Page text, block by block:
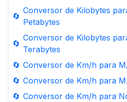
🔄
Conversor de Kilobytes
Petabytes
🔄
Conversor de Kilobytes
Terabytes
🔄 Conversor de Km/h para
🔄 Conversor de Km/h para
🔄 Conversor de Km/h para